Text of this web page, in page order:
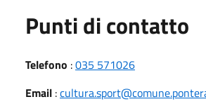
Punti di contatto
Telefono :035 571026
Email :